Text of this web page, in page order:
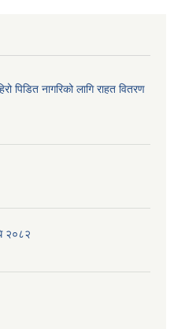
पिडित नागरिको लागि राहत वितरण
२०८२